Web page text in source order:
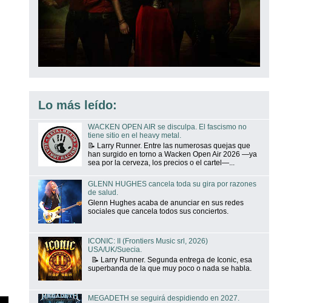
Lo más leído:
WACKEN OPEN AIR se disculpa. El fascismo no
tiene sitio en el heavy metal.
📝 Larry Runner. Entre las numerosas quejas que
han surgido en torno a Wacken Open Air 2026 —ya
sea por la cerveza, los precios o el cartel—...
GLENN HUGHES cancela toda su gira por razones
de salud.
Glenn Hughes acaba de anunciar en sus redes
sociales que cancela todos sus conciertos.
ICONIC: II (Frontiers Music srl, 2026)
USA/UK/Suecia.
📝 Larry Runner. Segunda entrega de Iconic, esa
superbanda de la que muy poco o nada se habla.
MEGADETH se seguirá despidiendo en 2027.